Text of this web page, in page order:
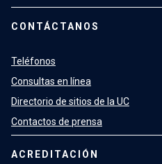
CONTÁCTANOS
Teléfonos
Consultas en línea
Directorio de sitios de la UC
Contactos de prensa
ACREDITACIÓN